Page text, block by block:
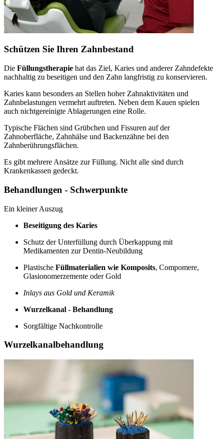
Schützen Sie Ihren Zahnbestand
Die Füllungstherapie hat das Ziel, Karies und anderer Zahndefekte
nachhaltig zu beseitigen und den Zahn langfristig zu konservieren.
Karies kann besonders an Stellen hoher Zahnaktivitäten und
Zahnbelastungen vermehrt auftreten. Neben dem Kauen spielen
auch nichtgereinigte Ablagerungen eine Rolle.
Typische Flächen sind Grübchen und Fissuren auf der
Zahnoberfläche, Zahnhälse und Backenzähne bei den
Zahnberührungsflächen.
Es gibt mehrere Ansätze zur Füllung. Nicht alle sind durch
Krankenkassen gedeckt.
Behandlungen - Schwerpunkte
Ein kleiner Auszug
Beseitigung des Karies
Schutz der Unterfüllung durch Überkappung mit
Medikamenten zur Dentin-Neubildung
Plastische Füllmaterialien wie Komposits, Compomere,
Glasionomerzemente oder Gold
Inlays aus Gold und Keramik
Wurzelkanal - Behandlung
Sorgfältige Nachkontrolle
Wurzelkanalbehandlung